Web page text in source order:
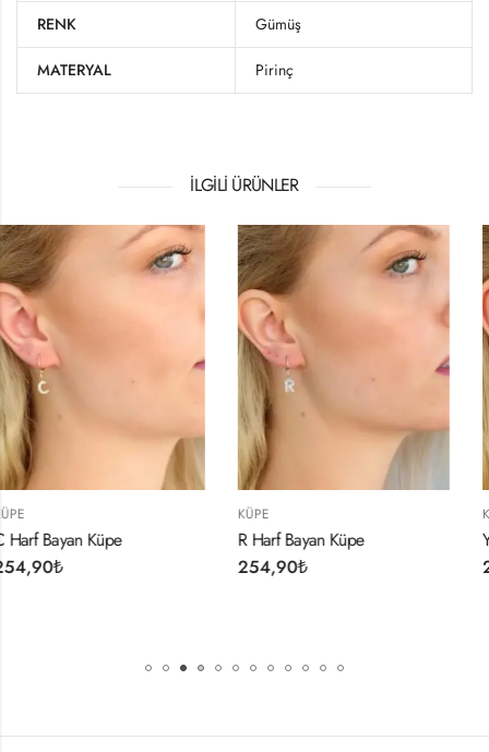
RENK Gümüş
MATERYAL Pirinç
İLGILI ÜRÜNLER
R Harf Bayan Küpe
Yılan Tasarım Bayan Küpe